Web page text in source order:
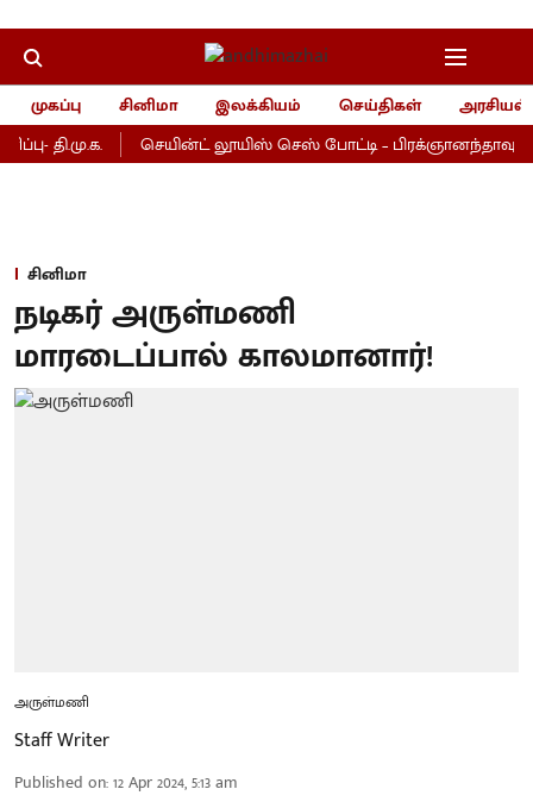
முகப்பு சினிமா இலக்கியம் செய்திகள்
அரசியல்
தி.மு.க.
செயின்ட் லூயிஸ் செஸ் போட்டி –
சினிமா
நடிகர் அருள்மணி
மாரடைப்பால் காலமானார்!
அருள்மணி
Staff Writer
Published on:12 Apr 2024, 5:13 am